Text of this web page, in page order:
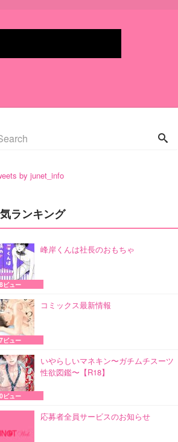
by junet_info
ランキング
峰岸くんは社長のおもちゃ
ビュー
コミックス最新情報
ビュー
いやらしいマネキン〜ガチムチスーツ
性欲図鑑〜【R18】
ビュー
応募者全員サービスのお知らせ